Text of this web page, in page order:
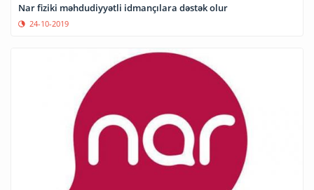
Nar fiziki məhdudiyyətli idmançılara dəstək olur
24-10-2019